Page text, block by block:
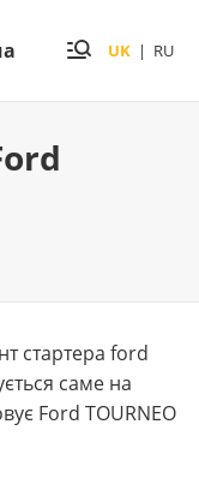
UK | RU
стартера ford
саме на
Ford TOURNEO